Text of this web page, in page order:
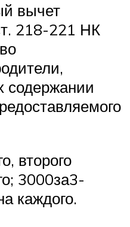
вычет
218-221 НК
содержании
второго
3000за3-
каждого.